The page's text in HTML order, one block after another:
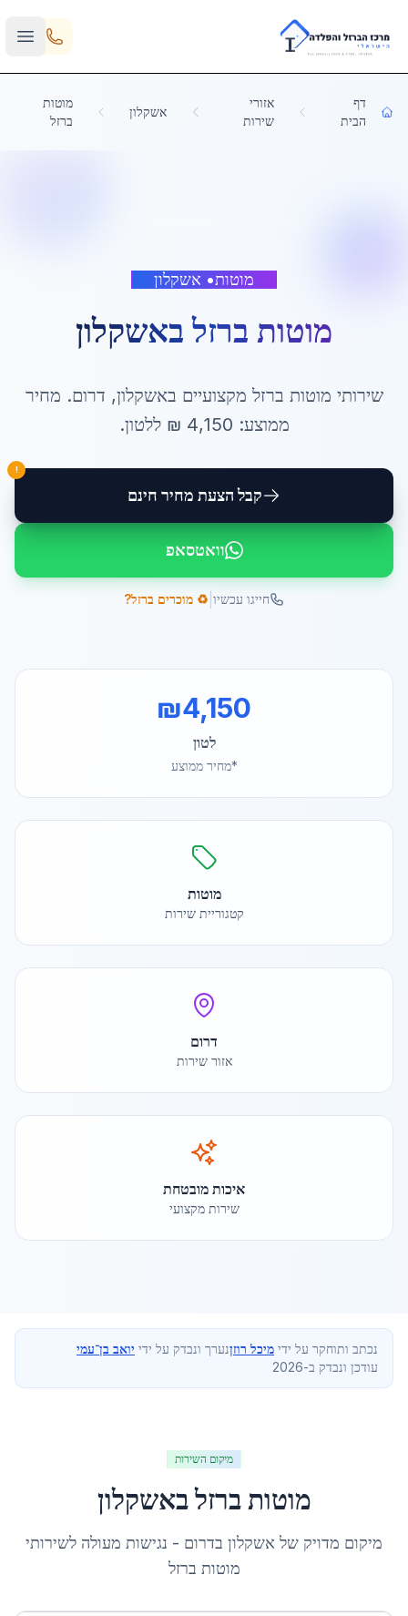
Skip to main content
דף
הבית
אזורי
שירות
אשקלון
מוטות
ברזל
מוטות• אשקלון
מוטות ברזלבאשקלון
שירותי מוטות ברזל מקצועיים באשקלון, דרום. מחיר
ממוצע: 4,150 ₪ ללטון.
קבל הצעת מחיר חינם
!
וואטסאפ
חייגו עכשיו ♻️ מוכרים ברזל?
₪4,150
לטון
*מחיר ממוצע
מוטות
קטגוריית שירות
דרום
אזור שירות
איכות מובטחת
שירות מקצועי
נכתב ותוחקר על ידי מיכל רוזןנערך ונבדק על ידי יואב בן־עמי
עודכן ונבדק ב-2026
מיקום השירות
מוטות ברזלבאשקלון
מיקום מדויק של אשקלון בדרום - נגישות מעולה לשירותי
מוטות ברזל